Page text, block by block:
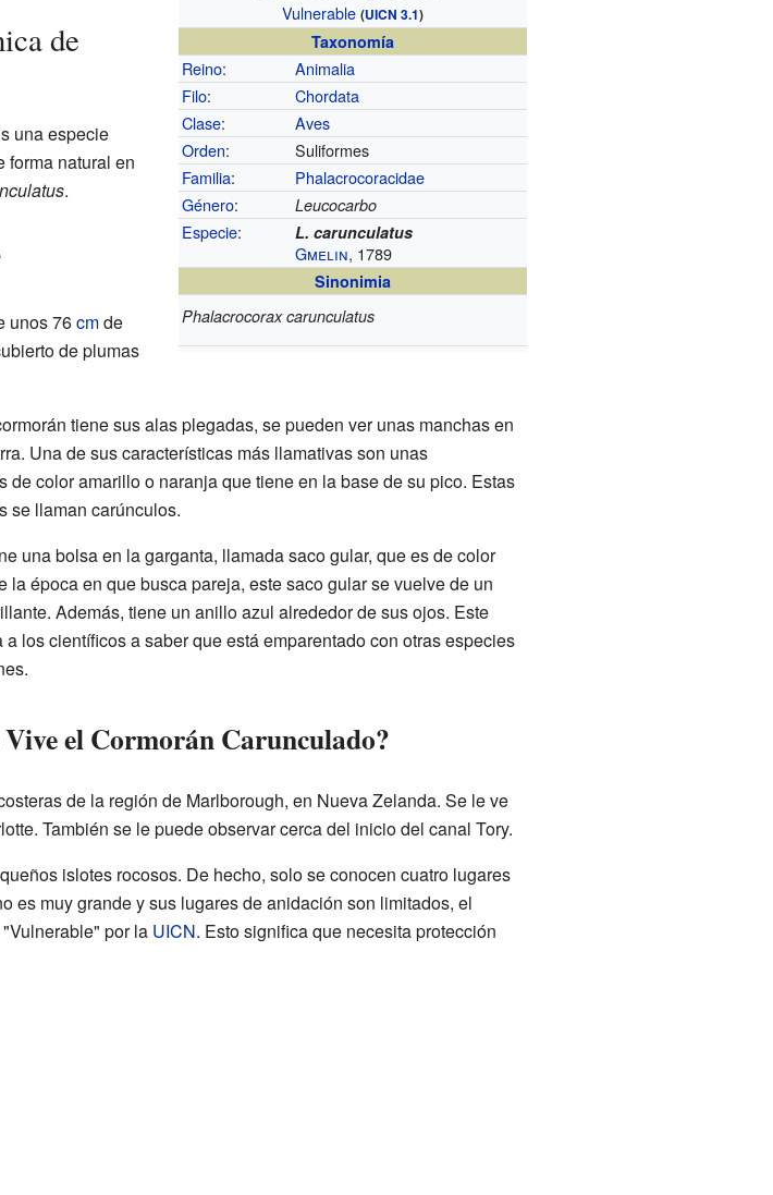
Vulnerable (UICN 3.1)
Taxonomía
Reino:
Animalia
Filo:
Chordata
Clase:
Aves
Orden:
Suliformes
Familia:
Phalacrocoracidae
Género: Leucocarbo
Especie: L. carunculatus
Gmelin, 1789
Sinonimia
Phalacrocorax carunculatus
de
una especie
forma natural en
.
unos 76cmde
de plumas
tiene sus alas plegadas, se pueden ver unas manchas en
Una de sus características más llamativas son unas
de color amarillo o naranja que tiene en la base de su pico. Estas
se llaman carúnculos.
una bolsa en la garganta, llamada saco gular, que es de color
la época en que busca pareja, este saco gular se vuelve de un
Además, tiene un anillo azul alrededor de sus ojos. Este
los científicos a saber que está emparentado con otras especies
Vive el Cormorán Carunculado?
de la región de Marlborough, en Nueva Zelanda. Se le ve
También se le puede observar cerca del inicio del canal Tory.
islotes rocosos. De hecho, solo se conocen cuatro lugares
es muy grande y sus lugares de anidación son limitados, el
por la UICN. Esto significa que necesita protección